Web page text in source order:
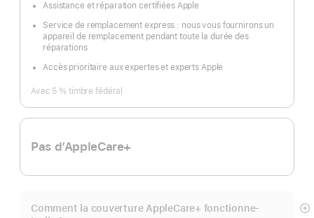
bas
Assistance et réparation certifiées Apple
Service de remplacement express : nous vous fournirons un
appareil de remplacement pendant toute la durée des
réparations
Accès prioritaire aux expertes et experts Apple
Avec 5 % timbre fédéral
Pas d’AppleCare+
Comment la couverture AppleCare+ fonctionne-